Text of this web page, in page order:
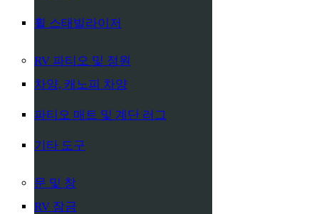
휠 스태빌라이저
RV 파티오 및 정원
차양, 캐노피 차양
파티오 매트 및 계단 러그
기타 도구
문 및 창
RV 잠금